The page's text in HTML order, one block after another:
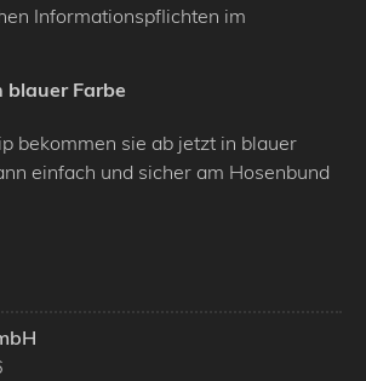
Informationspflichten im
blauer Farbe
bekommen sie ab jetzt in blauer
einfach und sicher am Hosenbund